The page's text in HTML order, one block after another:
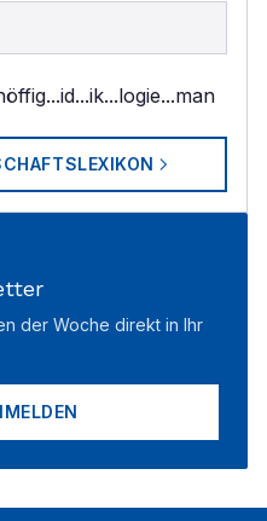
...id...ik...logie...man
der Woche direkt in Ihr